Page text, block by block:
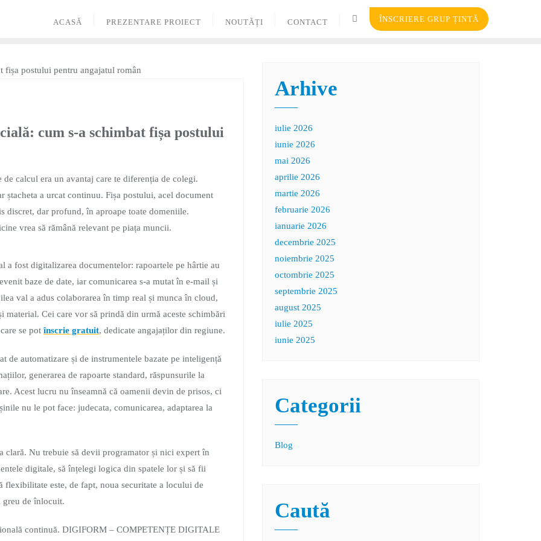
ACASĂ PREZENTARE PROIECT NOUTĂȚI CONTACT ÎNSCRIERE GRUP ȚINTĂ
cum s-a schimbat fișa postului
calcul era un avantaj care te diferenția de colegi.
ștacheta a urcat continuu. Fișa postului, acel document
discret, dar profund, în aproape toate domeniile.
vrea să rămână relevant pe piața muncii.
fost digitalizarea documentelor: rapoartele pe hârtie au
baze de date, iar comunicarea s-a mutat în e-mail și
val a adus colaborarea în timp real și munca în cloud,
Cei care vor să prindă din urmă aceste schimbări
se pot înscrie gratuit, dedicate angajaților din regiune.
de automatizare și de instrumentele bazate pe inteligență
generarea de rapoarte standard, răspunsurile la
Acest lucru nu înseamnă că oamenii devin de prisos, ci
nu le pot face: judecata, comunicarea, adaptarea la
clară. Nu trebuie să devii programator și nici expert în
digitale, să înțelegi logica din spatele lor și să fii
flexibilitate este, de fapt, noua securitate a locului de
greu de înlocuit.
continuă. DIGIFORM – COMPETENȚE DIGITALE
Arhive
iulie 2026
iunie 2026
mai 2026
aprilie 2026
martie 2026
februarie 2026
ianuarie 2026
decembrie 2025
noiembrie 2025
octombrie 2025
septembrie 2025
august 2025
iulie 2025
iunie 2025
Categorii
Blog
Caută